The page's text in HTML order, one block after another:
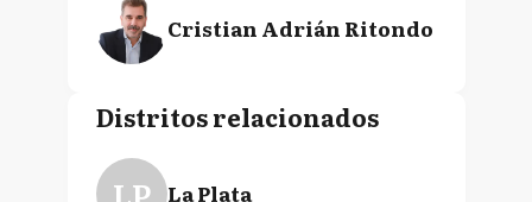
Cristian Adrián Ritondo
Distritos relacionados
La Plata